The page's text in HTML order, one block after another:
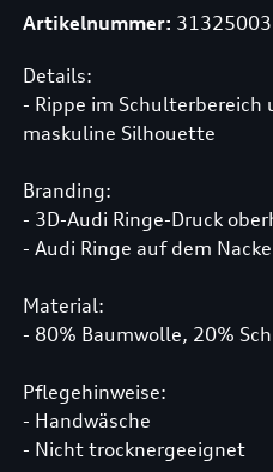
Artikelnummer:
Details:
- Rippe im Schulterbereich
maskuline Silhouette
Branding:
- 3D-Audi Ringe-Druck
- Audi Ringe auf dem
Material:
- 80% Baumwolle, 20%
Pflegehinweise:
- Handwäsche
- Nicht trocknergeeignet